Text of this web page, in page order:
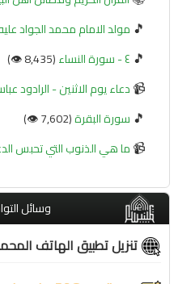
🎵 مولد الامام محمد الجواد
🎵 ٤ - سورة النساء (8,435 👁️)
📹دعاء يوم الاثنين - الرادود
🎵 سورة البقرة(7,602 👁️)
📹ما هي الذنوب التي تحبس
وسائل
تنزيل تطبيق الهاتف